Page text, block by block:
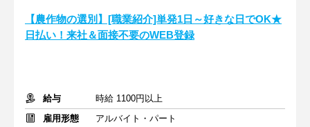
【農作物の選別】[職業紹介]単発1日～好きな日でOK★
日払い！来社＆面接不要のWEB登録
給与
時給 1100円以上
雇用形態
アルバイト・パート